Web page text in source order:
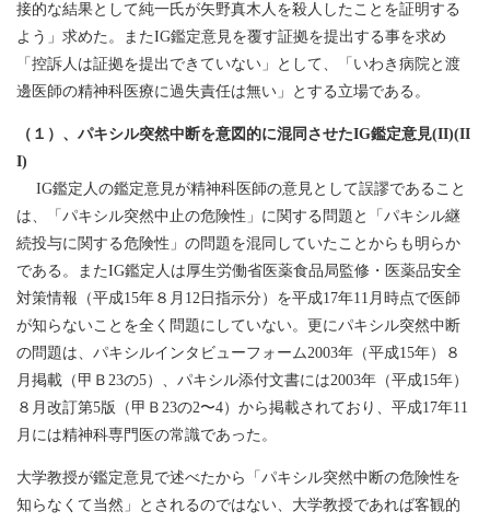
接的な結果として純一氏が矢野真木人を殺人したことを証明する
よう」求めた。またIG鑑定意見を覆す証拠を提出する事を求め
「控訴人は証拠を提出できていない」として、「いわき病院と渡
邊医師の精神科医療に過失責任は無い」とする立場である。
（１）、パキシル突然中断を意図的に混同させたIG鑑定意見(II)(II
I)
IG鑑定人の鑑定意見が精神科医師の意見として誤謬であること
は、「パキシル突然中止の危険性」に関する問題と「パキシル継
続投与に関する危険性」の問題を混同していたことからも明らか
である。またIG鑑定人は厚生労働省医薬食品局監修・医薬品安全
対策情報（平成15年８月12日指示分）を平成17年11月時点で医師
が知らないことを全く問題にしていない。更にパキシル突然中断
の問題は、パキシルインタビューフォーム2003年（平成15年）８
月掲載（甲Ｂ23の5）、パキシル添付文書には2003年（平成15年）
８月改訂第5版（甲Ｂ23の2〜4）から掲載されており、平成17年11
月には精神科専門医の常識であった。
大学教授が鑑定意見で述べたから「パキシル突然中断の危険性を
知らなくて当然」とされるのではない、大学教授であれば客観的